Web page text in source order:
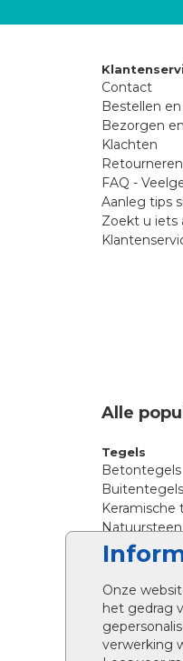
Onze
het gedrag
verwerking
Contact
Bestellen
Bezorgen
Klachten
Retourneren
FAQ -
Aanleg tips
Zoekt u iets
Alle
Tegels
Betontegels
Buitentegels
Keramische
Siertegels
Stoeptegels
Straattegels
Terrastegels
Tuintegels